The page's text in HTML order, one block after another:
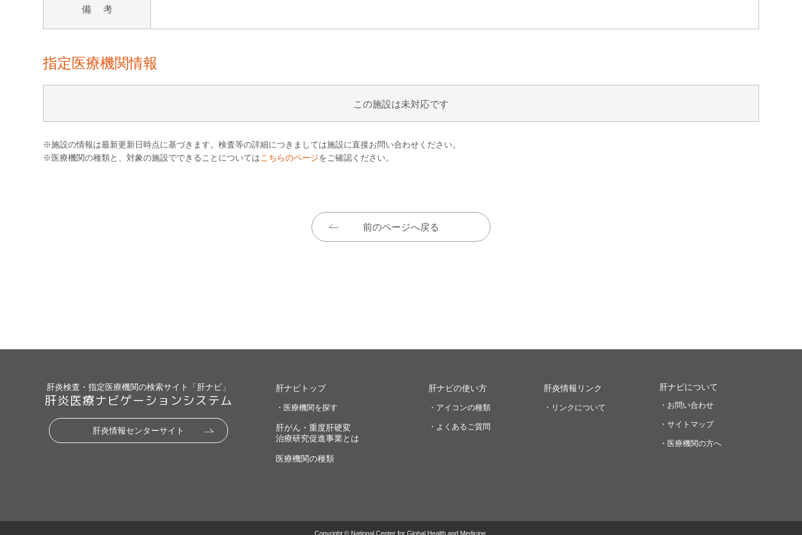
備 考
指定医療機関情報
この施設は未対応です
※施設の情報は最新更新日時点に基づきます。検査等の詳細につきましては施設に直接お問い合わせください。
※医療機関の種類と、対象の施設でできることについてはこちらのページをご確認ください。
前のページへ戻る
肝炎検査・指定医療機関の検索サイト「肝ナビ」
肝炎医療ナビゲーションシステム
肝炎情報センターサイト
肝ナビトップ
・医療機関を探す
肝がん・重度肝硬変
治療研究促進事業とは
医療機関の種類
肝ナビの使い方
・アイコンの種類
・よくあるご質問
肝炎情報リンク
・リンクについて
肝ナビについて
・お問い合わせ
・サイトマップ
・医療機関の方へ
Copyright © National Center for Global Health and Medicine.